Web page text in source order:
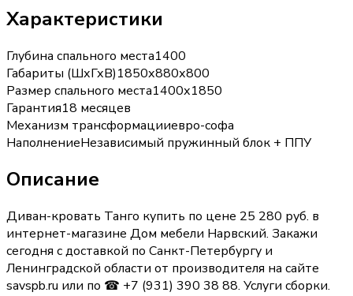
Характеристики
Глубина спального места1400
Габариты (ШхГхВ)1850х880х800
Размер спального места1400х1850
Гарантия18 месяцев
Механизм трансформацииевро-софа
НаполнениеНезависимый пружинный блок + ППУ
Описание
Диван-кровать Танго купить по цене 25 280 руб. в
интернет-магазине Дом мебели Нарвский. Закажи
сегодня с доставкой по Санкт-Петербургу и
Ленинградской области от производителя на сайте
savspb.ru или по ☎ +7 (931) 390 38 88. Услуги сборки.